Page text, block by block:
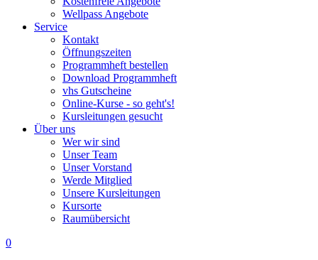
Wellpass Angebote
Service
Kontakt
Öffnungszeiten
Programmheft bestellen
Download Programmheft
vhs Gutscheine
Online-Kurse - so geht's!
Kursleitungen gesucht
Über uns
Wer wir sind
Unser Team
Unser Vorstand
Werde Mitglied
Unsere Kursleitungen
Kursorte
Raumübersicht
0